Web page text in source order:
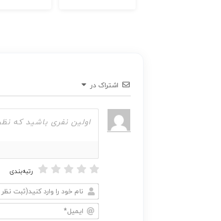
اشتراک در
رتبه‌بندی
نام
خود